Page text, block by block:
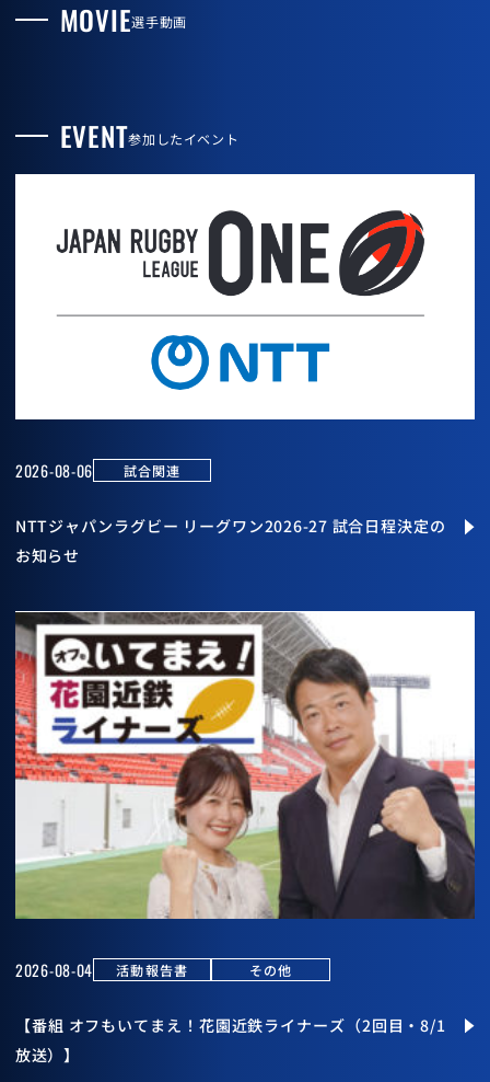
MOVIE選手動画
EVENT参加したイベント
2026-08-06 試合関連
NTTジャパンラグビー リーグワン2026-27 試合日程決定の
お知らせ
2026-08-04 活動報告書 その他
【番組 オフもいてまえ！花園近鉄ライナーズ（2回目・8/1
放送）】